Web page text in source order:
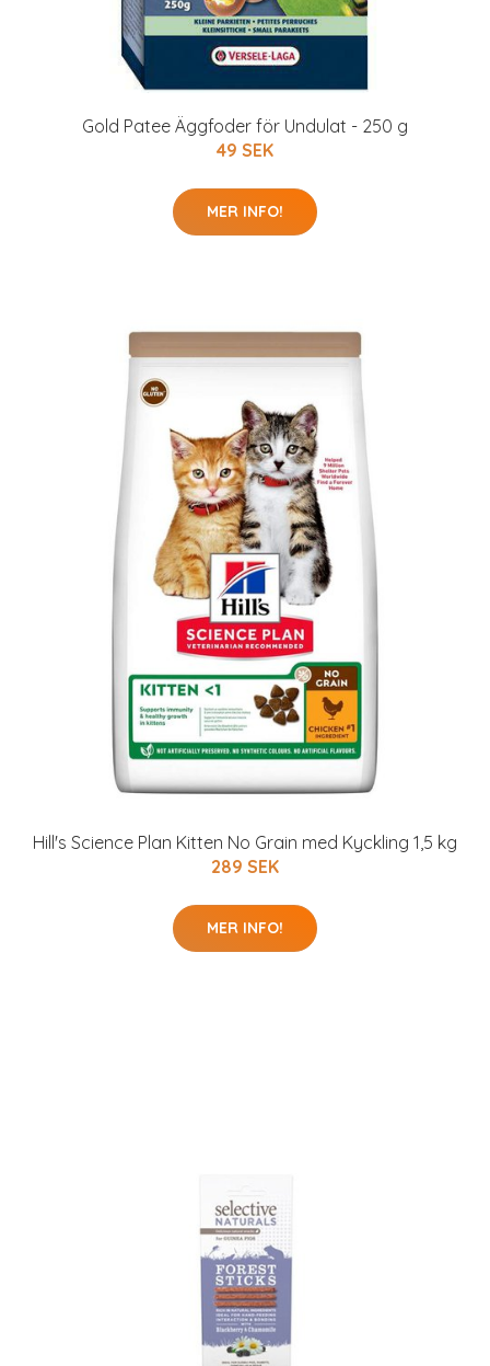
Gold Patee Äggfoder för Undulat - 250 g
49 SEK
MER INFO!
Hill's Science Plan Kitten No Grain med Kyckling 1,5 kg
289 SEK
MER INFO!